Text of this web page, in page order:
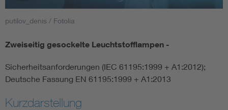
Smart Cities
DKE Fachinformationen im Kontext der Normung
Blitzschutz: DIN EN 62305 in der Übersicht
Circular Economy für mehr Ressourceneffizienz
putilov_denis / Fotolia
Zweiseitig gesockelte Leuchtstofflampen -
Sicherheitsanforderungen (IEC 61195:1999 + A1:2012);
Deutsche Fassung EN 61195:1999 + A1:2013
Kurzdarstellung